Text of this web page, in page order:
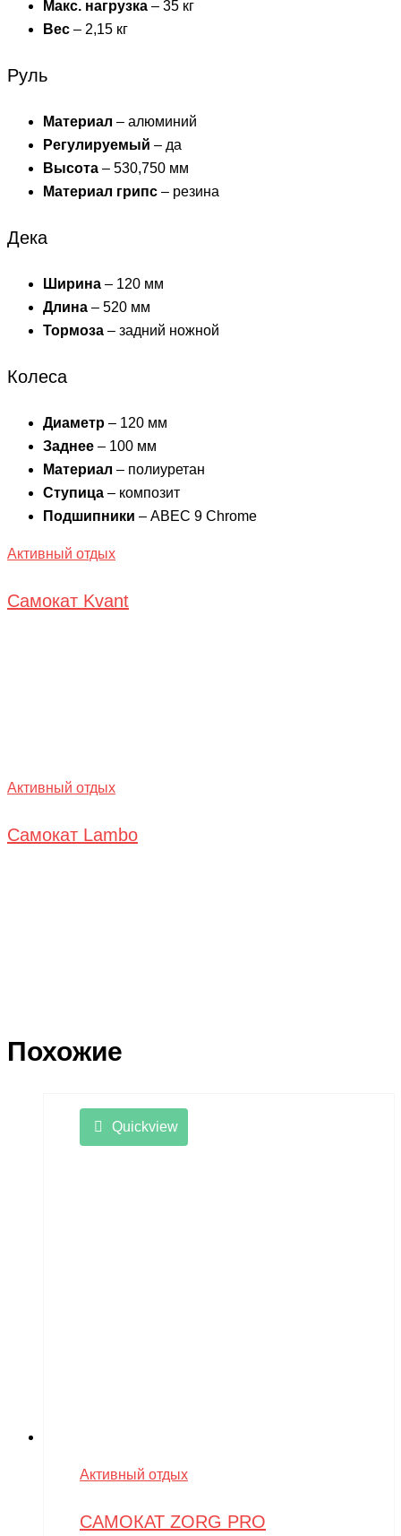
Макс. нагрузка – 35 кг
Вес – 2,15 кг
Руль
Материал – алюминий
Регулируемый – да
Высота – 530,750 мм
Материал грипс – резина
Дека
Ширина – 120 мм
Длина – 520 мм
Тормоза – задний ножной
Колеса
Диаметр – 120 мм
Заднее – 100 мм
Материал – полиуретан
Ступица – композит
Подшипники – ABEC 9 Chrome
Активный отдых
Самокат Kvant
Активный отдых
Самокат Lambo
Похожие
Quickview
Активный отдых
САМОКАТ ZORG PRO